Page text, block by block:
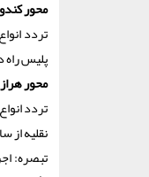
محور
پلیس راه
محور هراز
نقلیه از ساعت ۱۷ الی ۲۴ روز
تبصره: